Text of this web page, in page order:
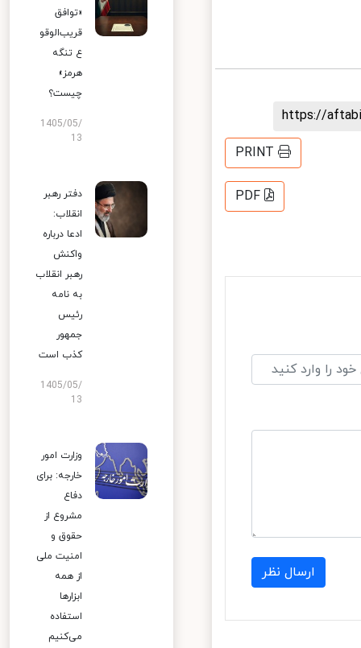
https://
PRINT
PDF
ارسال نظر
«توافق
قریب‌الوقو
ع تنگه
هرمز»
چیست؟
1405/05/
13
دفتر رهبر
انقلاب:
ادعا درباره
واکنش
رهبر انقلاب
به نامه
رئیس
جمهور
کذب است
1405/05/
13
وزارت امور
خارجه: برای
دفاع
مشروع از
حقوق و
امنیت ملی
از همه
ابزارها
استفاده
می‌کنیم